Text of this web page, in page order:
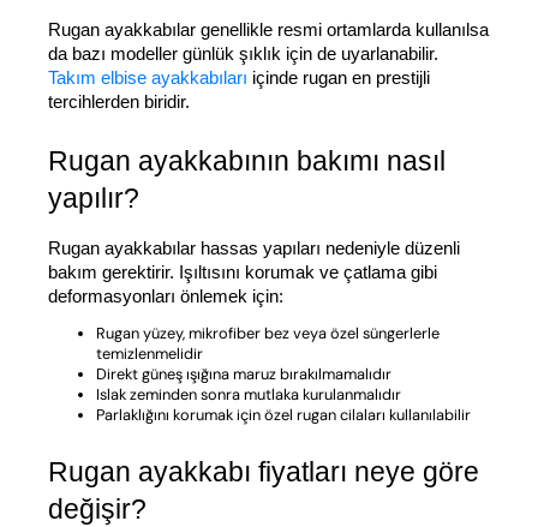
Rugan ayakkabılar genellikle resmi ortamlarda kullanılsa
Takım elbise ayakkabıları içinde rugan en prestijli
tercihlerden biridir.
Rugan ayakkabının bakımı nasıl
yapılır?
Rugan ayakkabılar hassas yapıları nedeniyle düzenli
bakım gerektirir. Işıltısını korumak ve çatlama gibi
deformasyonları önlemek için:
Rugan yüzey, mikrofiber bez veya özel süngerlerle
temizlenmelidir
Direkt güneş ışığına maruz bırakılmamalıdır
Islak zeminden sonra mutlaka kurulanmalıdır
Parlaklığını korumak için özel rugan cilaları kullanılabilir
Rugan ayakkabı fiyatları neye göre
değişir?